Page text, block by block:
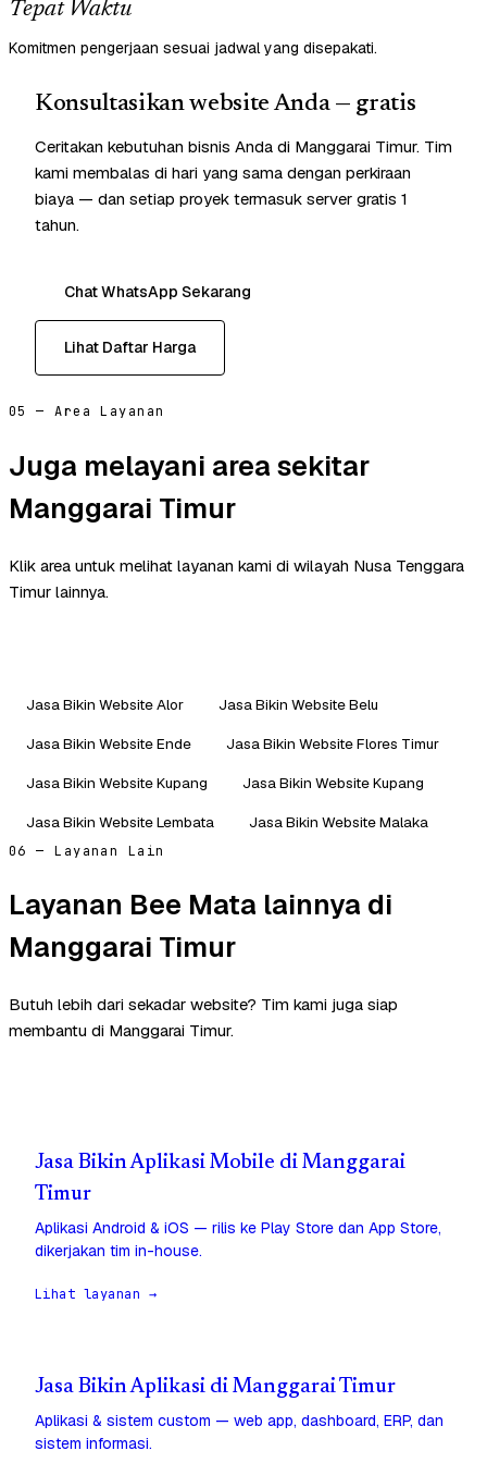
Tepat Waktu
Komitmen pengerjaan sesuai jadwal yang disepakati.
Konsultasikan website Anda — gratis
Ceritakan kebutuhan bisnis Anda di Manggarai Timur. Tim
kami membalas di hari yang sama dengan perkiraan
biaya — dan setiap proyek termasuk server gratis 1
tahun.
Chat WhatsApp Sekarang
Lihat Daftar Harga
05 — Area Layanan
Juga melayani area sekitar
Manggarai Timur
Klik area untuk melihat layanan kami di wilayah Nusa Tenggara
Timur lainnya.
Jasa Bikin Website Alor
Jasa Bikin Website Belu
Jasa Bikin Website Ende
Jasa Bikin Website Flores Timur
Jasa Bikin Website Kupang
Jasa Bikin Website Kupang
Jasa Bikin Website Lembata
Jasa Bikin Website Malaka
06 — Layanan Lain
Layanan Bee Mata lainnya di
Manggarai Timur
Butuh lebih dari sekadar website? Tim kami juga siap
membantu di Manggarai Timur.
Jasa Bikin Aplikasi Mobile di Manggarai
Timur
Aplikasi Android & iOS — rilis ke Play Store dan App Store,
dikerjakan tim in-house.
Lihat layanan →
Jasa Bikin Aplikasi di Manggarai Timur
Aplikasi & sistem custom — web app, dashboard, ERP, dan
sistem informasi.